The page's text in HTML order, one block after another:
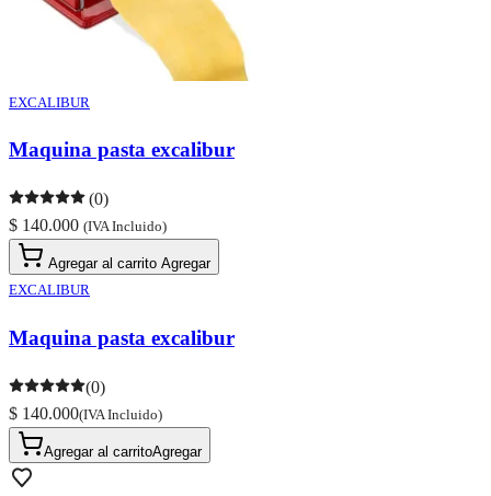
EXCALIBUR
Maquina pasta excalibur
(0)
$ 140.000 (IVA Incluido)
Agregar al carrito Agregar
EXCALIBUR
Maquina pasta excalibur
(0)
$ 140.000(IVA Incluido)
Agregar al carritoAgregar